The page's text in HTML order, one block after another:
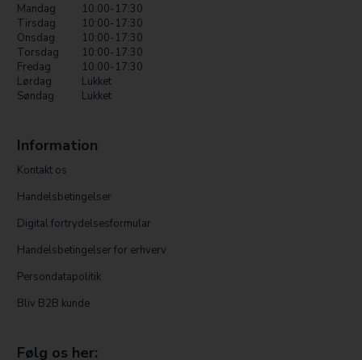
Mandag
10:00-17:30
Tirsdag
10:00-17:30
Onsdag
10:00-17:30
Torsdag
10:00-17:30
Fredag
10:00-17:30
Lørdag
Lukket
Søndag
Lukket
Information
Kontakt os
Handelsbetingelser
Digital fortrydelsesformular
Handelsbetingelser for erhverv
Persondatapolitik
Bliv B2B kunde
Følg os her: